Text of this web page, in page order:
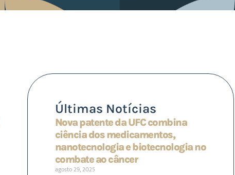
Últimas Notícias
Nova patente da UFC combina
ciência dos medicamentos,
nanotecnologia e biotecnologia no
combate ao câncer
agosto 29, 2025